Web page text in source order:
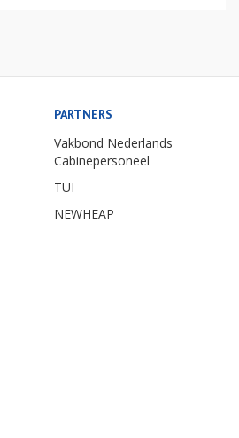
PARTNERS
Vakbond Nederlands
Cabinepersoneel
TUI
NEWHEAP